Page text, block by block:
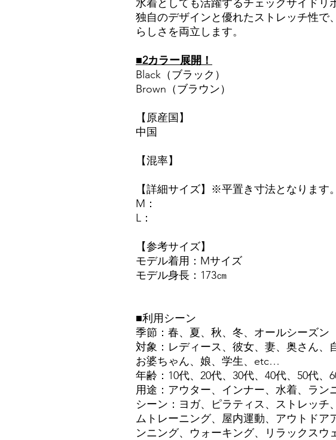
水着としても活躍するチェックサイドリ
独自のデザインと優れたストレッチ性で
らしさを両立します。
■2カラー展開！
Black（ブラック）
Brown（ブラウン）
【原産国】
中国
【混率】
【詳細サイズ】※平置き寸法となります。
M：
L：
【参考サイズ】
モデル着用：Mサイズ
モデル身長：173㎝
■利用シーン
季節：春、夏、秋、冬、オールシーズン
対象：レディース、彼女、妻、奥さん、
お婆ちゃん、娘、学生、etc…
年齢：10代、20代、30代、40代、50代、
用途：アウター、インナー、水着、ラ
シーン：ヨガ、ピラティス、ストレッチ
ムトレーニング、屋内運動、アウトドア
ンニング、ウォーキング、リラックス